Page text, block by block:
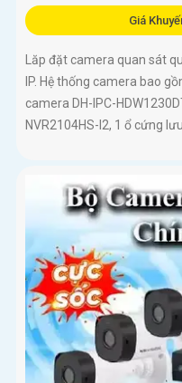
Giá
Lăp đặt camera quan sát
IP. Hệ thống camera bao
camera DH-IPC-
NVR2104HS-I2, 1 ổ cứng